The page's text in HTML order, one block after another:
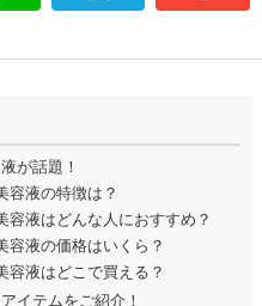
が話題！
容液の特徴は？
容液はどんな人におすすめ？
容液の価格はいくら？
容液はどこで買える？
イテムをご紹介！